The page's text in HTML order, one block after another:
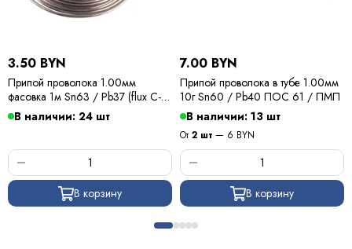
3.50 BYN
Припой проволока 1.00мм
фасовка 1м Sn63 / Pb37 (flux C-6)
ПОС 63 / Kewei
В наличии: 24 шт
В корзину
7.00 BYN
Припой проволока в тубе 1.00мм
10г Sn60 / Pb40 ПОС 61 / ПМП
В наличии: 13 шт
От2 шт — 6 BYN
В корзину